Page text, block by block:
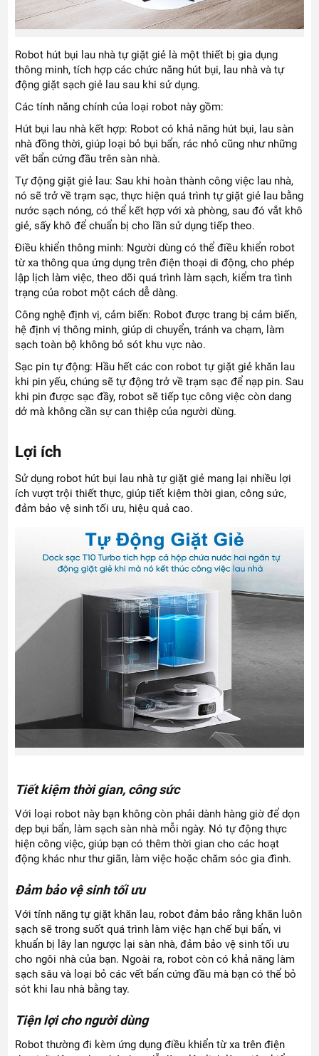
Robot hút bụi lau nhà tự giặt giẻ là một thiết bị gia dụng
thông minh, tích hợp các chức năng hút bụi, lau nhà và tự
động giặt sạch giẻ lau sau khi sử dụng.
Các tính năng chính của loại robot này gồm:
Hút bụi lau nhà kết hợp: Robot có khả năng hút bụi, lau sàn
nhà đồng thời, giúp loại bỏ bụi bẩn, rác nhỏ cũng như những
vết bẩn cứng đầu trên sàn nhà.
Tự động giặt giẻ lau: Sau khi hoàn thành công việc lau nhà,
nó sẽ trở về trạm sạc, thực hiện quá trình tự giặt giẻ lau bằng
nước sạch nóng, có thể kết hợp với xà phòng, sau đó vắt khô
giẻ, sấy khô để chuẩn bị cho lần sử dụng tiếp theo.
Điều khiển thông minh: Người dùng có thể điều khiển robot
từ xa thông qua ứng dụng trên điện thoại di động, cho phép
lập lịch làm việc, theo dõi quá trình làm sạch, kiểm tra tình
trạng của robot một cách dễ dàng.
Công nghệ định vị, cảm biến: Robot được trang bị cảm biến,
hệ định vị thông minh, giúp di chuyển, tránh va chạm, làm
sạch toàn bộ không bỏ sót khu vực nào.
Sạc pin tự động: Hầu hết các con robot tự giặt giẻ khăn lau
khi pin yếu, chúng sẽ tự động trở về trạm sạc để nạp pin. Sau
khi pin được sạc đầy, robot sẽ tiếp tục công việc còn dang
dở mà không cần sự can thiệp của người dùng.
Lợi ích
Sử dụng robot hút bụi lau nhà tự giặt giẻ mang lại nhiều lợi
ích vượt trội thiết thực, giúp tiết kiệm thời gian, công sức,
đảm bảo vệ sinh tối ưu, hiệu quả cao.
Tiết kiệm thời gian, công sức
Với loại robot này bạn không còn phải dành hàng giờ để dọn
dẹp bụi bẩn, làm sạch sàn nhà mỗi ngày. Nó tự động thực
hiện công việc, giúp bạn có thêm thời gian cho các hoạt
động khác như thư giãn, làm việc hoặc chăm sóc gia đình.
Đảm bảo vệ sinh tối ưu
Với tính năng tự giặt khăn lau, robot đảm bảo rằng khăn luôn
sạch sẽ trong suốt quá trình làm việc hạn chế bụi bẩn, vi
khuẩn bị lây lan ngược lại sàn nhà, đảm bảo vệ sinh tối ưu
cho ngôi nhà của bạn. Ngoài ra, robot còn có khả năng làm
sạch sâu và loại bỏ các vết bẩn cứng đầu mà bạn có thể bỏ
sót khi lau nhà bằng tay.
Tiện lợi cho người dùng
Robot thường đi kèm ứng dụng điều khiển từ xa trên điện